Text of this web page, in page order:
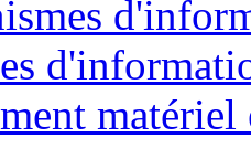
matériel